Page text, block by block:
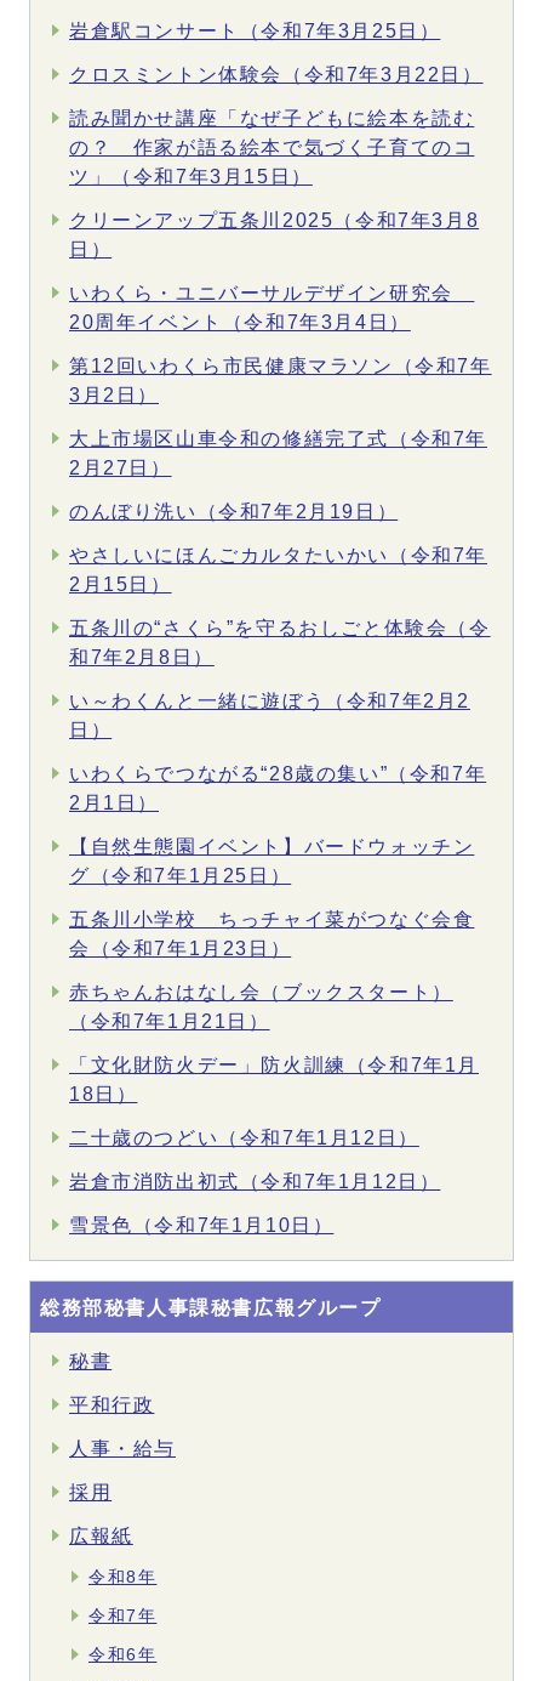
岩倉駅コンサート（令和7年3月25日）
クロスミントン体験会（令和7年3月22日）
読み聞かせ講座「なぜ子どもに絵本を読む
の？ 作家が語る絵本で気づく子育てのコ
ツ」（令和7年3月15日）
クリーンアップ五条川2025（令和7年3月8
日）
いわくら・ユニバーサルデザイン研究会
20周年イベント（令和7年3月4日）
第12回いわくら市民健康マラソン（令和7年
3月2日）
大上市場区山車令和の修繕完了式（令和7年
2月27日）
のんぼり洗い（令和7年2月19日）
やさしいにほんごカルタたいかい（令和7年
2月15日）
五条川の“さくら”を守るおしごと体験会（令
和7年2月8日）
い～わくんと一緒に遊ぼう（令和7年2月2
日）
いわくらでつながる“28歳の集い”（令和7年
2月1日）
【自然生態園イベント】バードウォッチン
グ（令和7年1月25日）
五条川小学校 ちっチャイ菜がつなぐ会食
会（令和7年1月23日）
赤ちゃんおはなし会（ブックスタート）
（令和7年1月21日）
「文化財防火デー」防火訓練（令和7年1月
18日）
二十歳のつどい（令和7年1月12日）
岩倉市消防出初式（令和7年1月12日）
雪景色（令和7年1月10日）
総務部秘書人事課秘書広報グループ
秘書
平和行政
人事・給与
採用
広報紙
令和8年
令和7年
令和6年